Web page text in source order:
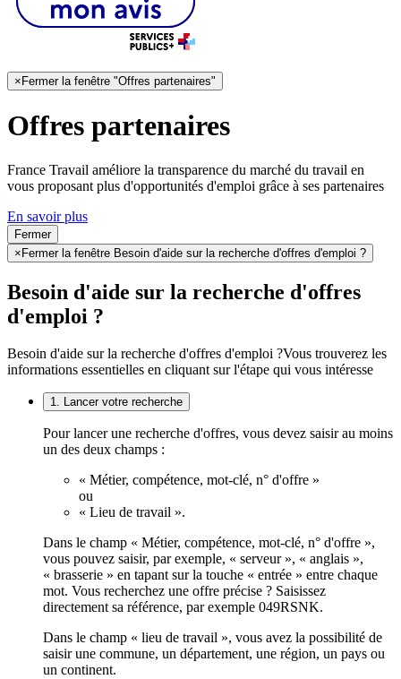
× Fermer la fenêtre "Offres partenaires"
Offres partenaires
France Travail améliore la transparence du marché du travail en
vous proposant plus d'opportunités d'emploi grâce à ses partenaires
En savoir plus
Fermer
×Fermer la fenêtre Besoin d'aide sur la recherche d'offres d'emploi ?
Besoin d'aide sur la recherche d'offres
d'emploi ?
Besoin d'aide sur la recherche d'offres d'emploi ?Vous trouverez les
informations essentielles en cliquant sur l'étape qui vous intéresse
1. Lancer votre recherche
Pour lancer une recherche d'offres, vous devez saisir au moins
un des deux champs :
« Métier, compétence, mot-clé, n° d'offre »
ou
« Lieu de travail ».
Dans le champ « Métier, compétence, mot-clé, n° d'offre »,
vous pouvez saisir, par exemple, « serveur », « anglais »,
« brasserie » en tapant sur la touche « entrée » entre chaque
mot. Vous recherchez une offre précise ? Saisissez
directement sa référence, par exemple 049RSNK.
Dans le champ « lieu de travail », vous avez la possibilité de
saisir une commune, un département, une région, un pays ou
un continent.